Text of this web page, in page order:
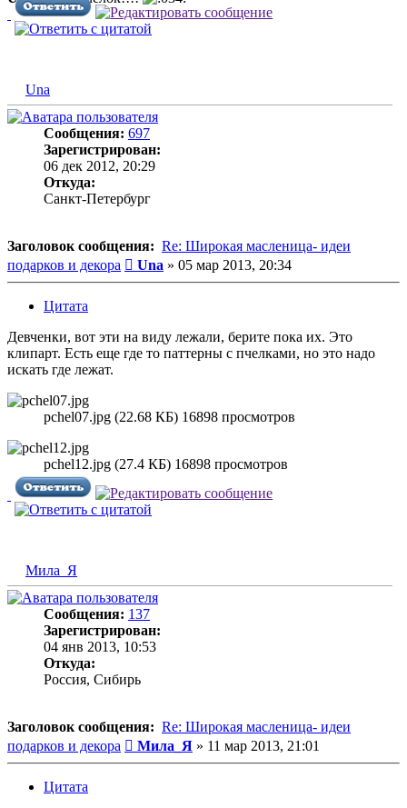
Una
Сообщения: 697
Зарегистрирован:
06 дек 2012, 20:29
Откуда:
Санкт-Петербург
Заголовок сообщения: Re: Широкая масленица- идеи
подарков и декора
Сообщение
Una » 05 мар 2013, 20:34
Цитата
Девченки, вот эти на виду лежали, берите пока их. Это
клипарт. Есть еще где то паттерны с пчелками, но это надо
искать где лежат.
pchel07.jpg (22.68 КБ) 16898 просмотров
pchel12.jpg (27.4 КБ) 16898 просмотров
Мила_Я
Сообщения: 137
Зарегистрирован:
04 янв 2013, 10:53
Откуда:
Россия, Сибирь
Заголовок сообщения: Re: Широкая масленица- идеи
подарков и декора
Сообщение
Мила_Я » 11 мар 2013, 21:01
Цитата